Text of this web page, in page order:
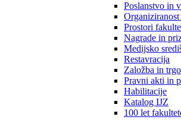
Poslanstvo in
Prostori
Nagrade in
Medijsko
Restavracija
Založba in
Pravni akti in
Habilitacije
Katalog IJZ
100 let